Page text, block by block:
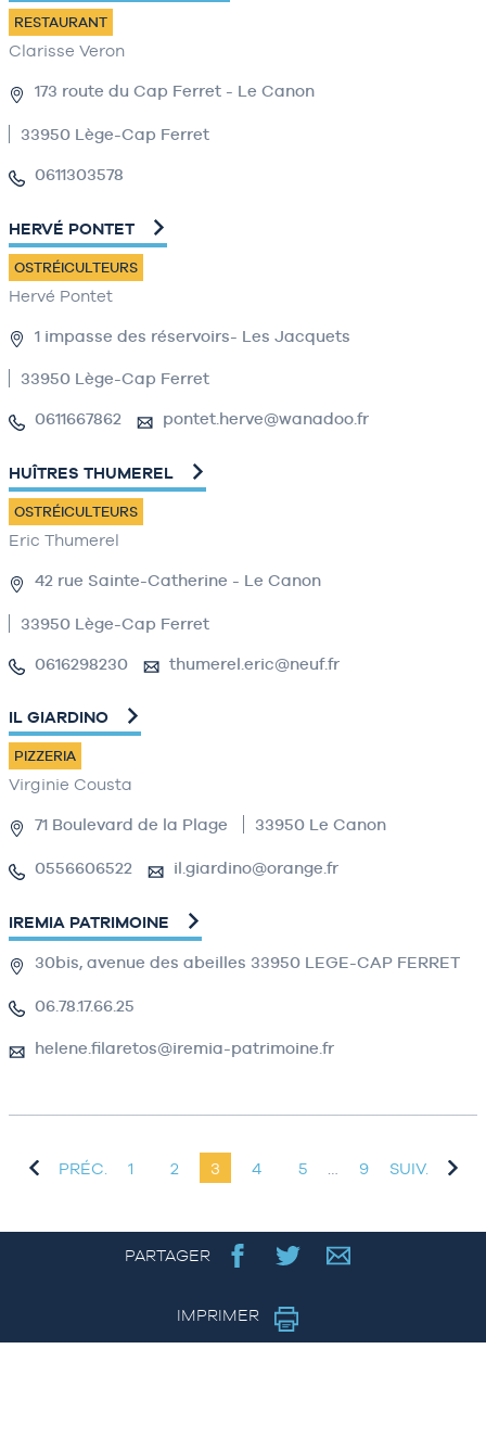
RESTAURANT
Clarisse Veron
173 route du Cap Ferret - Le Canon
33950 Lège-Cap Ferret
0611303578
HERVÉ PONTET
OSTRÉICULTEURS
Hervé Pontet
1 impasse des réservoirs- Les Jacquets
33950 Lège-Cap Ferret
0611667862 pontet.herve@wanadoo.fr
HUÎTRES THUMEREL
OSTRÉICULTEURS
Eric Thumerel
42 rue Sainte-Catherine - Le Canon
33950 Lège-Cap Ferret
0616298230 thumerel.eric@neuf.fr
IL GIARDINO
PIZZERIA
Virginie Cousta
71 Boulevard de la Plage 33950 Le Canon
0556606522 il.giardino@orange.fr
IREMIA PATRIMOINE
30bis, avenue des abeilles 33950 LEGE-CAP FERRET
06.78.17.66.25
helene.filaretos@iremia-patrimoine.fr
PRÉC. 1 2 3 4 5 9 SUIV.
PARTAGER
IMPRIMER